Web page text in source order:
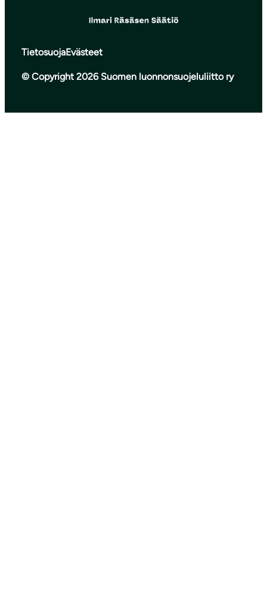
TietosuojaEvästeet
© Copyright 2026 Suomen luonnonsuojeluliitto ry